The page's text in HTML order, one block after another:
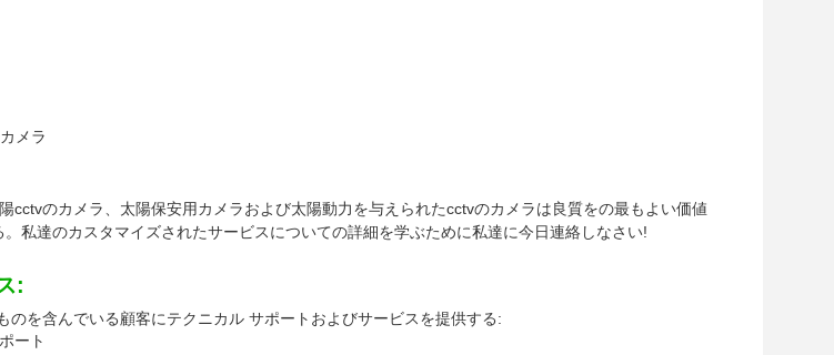
メラ
cctvのカメラ、太陽保安用カメラおよび太陽動力を与えられたcctvのカメラは良質をの最もよい価値
私達のカスタマイズされたサービスについての詳細を学ぶために私達に今日連絡しなさい!
:
のを含んでいる顧客にテクニカル サポートおよびサービスを提供する:
ート